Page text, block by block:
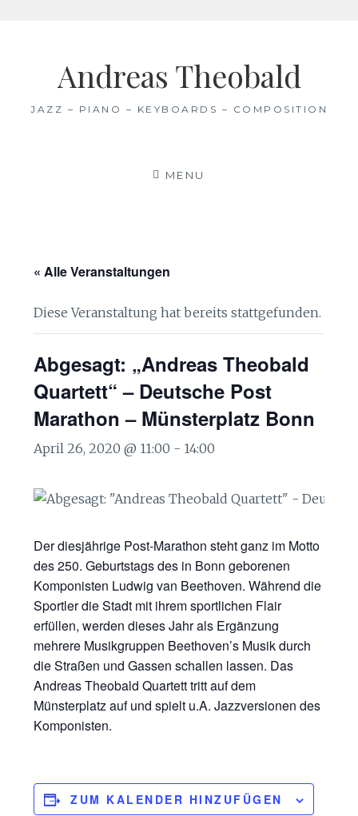
Andreas Theobald
JAZZ – PIANO – KEYBOARDS – COMPOSITION
MENU
« Alle Veranstaltungen
Diese Veranstaltung hat bereits stattgefunden.
Abgesagt: „Andreas Theobald
Quartett“ – Deutsche Post
Marathon – Münsterplatz Bonn
April 26, 2020 @ 11:00 - 14:00
Der diesjährige Post-Marathon steht ganz im Motto
des 250. Geburtstags des in Bonn geborenen
Komponisten Ludwig van Beethoven. Während die
Sportler die Stadt mit ihrem sportlichen Flair
erfüllen, werden dieses Jahr als Ergänzung
mehrere Musikgruppen Beethoven’s Musik durch
die Straßen und Gassen schallen lassen. Das
Andreas Theobald Quartett tritt auf dem
Münsterplatz auf und spielt u.A. Jazzversionen des
Komponisten.
ZUM KALENDER HINZUFÜGEN